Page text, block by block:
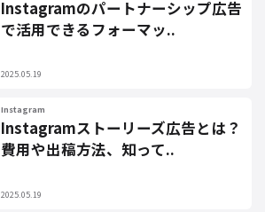
Instagramのパートナーシップ広告
で活用できるフォーマッ..
2025.05.19
Instagram
Instagramストーリーズ広告とは？
費用や出稿方法、知って..
2025.05.19